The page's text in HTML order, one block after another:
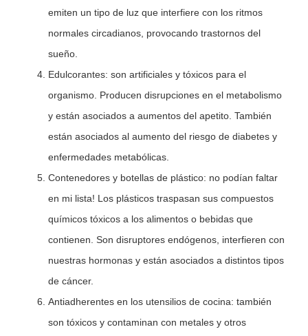
emiten un tipo de luz que interfiere con los ritmos
normales circadianos, provocando trastornos del
sueño.
Edulcorantes: son artificiales y tóxicos para el
organismo. Producen disrupciones en el metabolismo
y están asociados a aumentos del apetito. También
están asociados al aumento del riesgo de diabetes y
enfermedades metabólicas.
Contenedores y botellas de plástico: no podían faltar
en mi lista! Los plásticos traspasan sus compuestos
químicos tóxicos a los alimentos o bebidas que
contienen. Son disruptores endógenos, interfieren con
nuestras hormonas y están asociados a distintos tipos
de cáncer.
Antiadherentes en los utensilios de cocina: también
son tóxicos y contaminan con metales y otros